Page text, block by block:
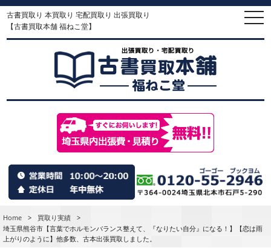
古書買取り 本買取り 宅配買取り 出張買取り
【古書買取本舗 福ねこ堂】
Home > 買取り実績
>
埼玉県熊谷市【言葉でホルモンバランス整えて、『なりたい自分』になる！】【恋は雨
上がりのように】他多数、古本出張買取しました。